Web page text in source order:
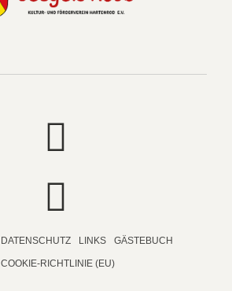
DATENSCHUTZ LINKS GÄSTEBUCH
COOKIE-RICHTLINIE (EU)